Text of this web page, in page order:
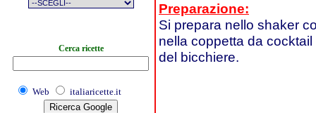
Cerca ricette
Web italiaricette.it
Preparazione:
Si prepara nello shaker
nella coppetta da
del bicchiere.